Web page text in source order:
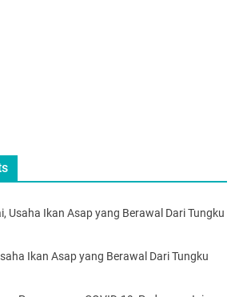
Usaha Ikan Asap yang Berawal Dari Tungku
Ikan Asap yang Berawal Dari Tungku